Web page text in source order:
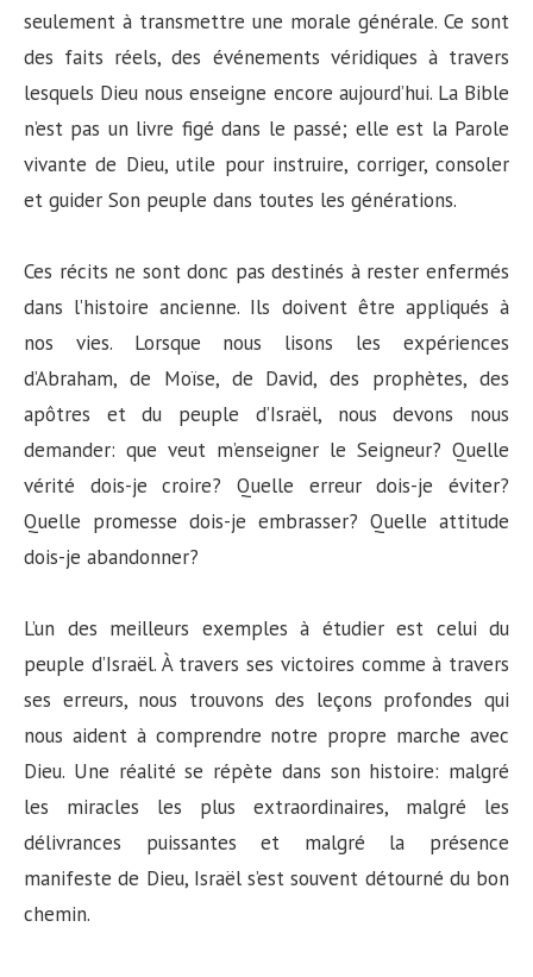
seulement à transmettre une morale générale. Ce sont
des faits réels, des événements véridiques à travers
lesquels Dieu nous enseigne encore aujourd’hui. La Bible
n’est pas un livre figé dans le passé; elle est la Parole
vivante de Dieu, utile pour instruire, corriger, consoler
et guider Son peuple dans toutes les générations.
Ces récits ne sont donc pas destinés à rester enfermés
dans l’histoire ancienne. Ils doivent être appliqués à
nos vies. Lorsque nous lisons les expériences
d’Abraham, de Moïse, de David, des prophètes, des
apôtres et du peuple d’Israël, nous devons nous
demander: que veut m’enseigner le Seigneur? Quelle
vérité dois-je croire? Quelle erreur dois-je éviter?
Quelle promesse dois-je embrasser? Quelle attitude
dois-je abandonner?
L’un des meilleurs exemples à étudier est celui du
peuple d’Israël. À travers ses victoires comme à travers
ses erreurs, nous trouvons des leçons profondes qui
nous aident à comprendre notre propre marche avec
Dieu. Une réalité se répète dans son histoire: malgré
les miracles les plus extraordinaires, malgré les
délivrances puissantes et malgré la présence
manifeste de Dieu, Israël s’est souvent détourné du bon
chemin.